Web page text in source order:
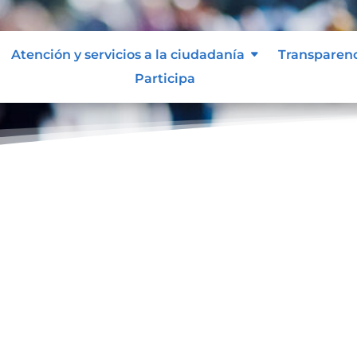
Atención y servicios a la ciudadanía
Participa